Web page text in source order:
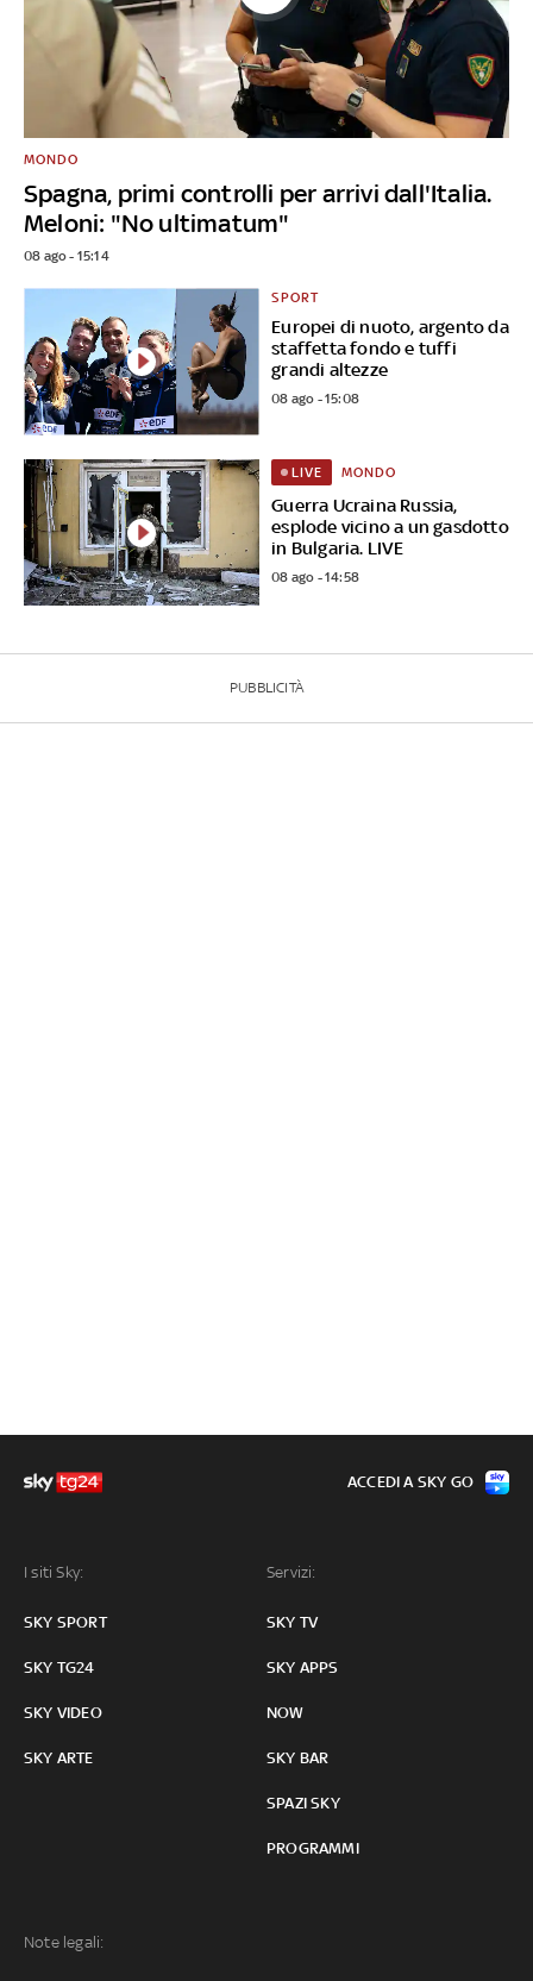
Spagna, primi controlli per arrivi dall'Italia.
Meloni: "No ultimatum"
MONDO
08 ago - 15:14
Europei di nuoto, argento da
staffetta fondo e tuffi
grandi altezze
SPORT
08 ago - 15:08
Guerra Ucraina Russia,
esplode vicino a un gasdotto
in Bulgaria. LIVE
LIVE MONDO
08 ago - 14:58
PUBBLICITÀ
I siti Sky:
SKY SPORT
SKY TG24
SKY VIDEO
SKY ARTE
Servizi:
SKY TV
SKY APPS
NOW
SKY BAR
SPAZI SKY
PROGRAMMI
Note legali:
ACCEDI A SKY GO